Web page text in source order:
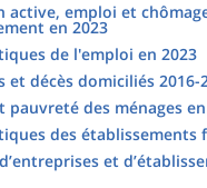
active, emploi et
en 2023
de l'emploi en 2023
et décès domiciliés 2016-
pauvreté des ménages
des établissements
et